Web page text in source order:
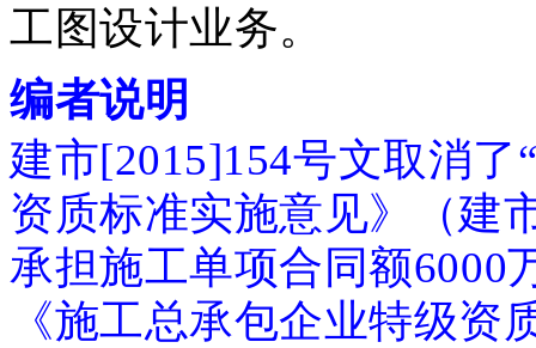
工图设计业务。
编者说明
建市[2015]154号文取消
资质标准实施意见》（建
承担施工单项合同额6000
《施工总承包企业特级